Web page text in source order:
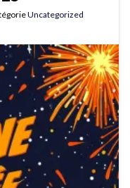
Uncategorized